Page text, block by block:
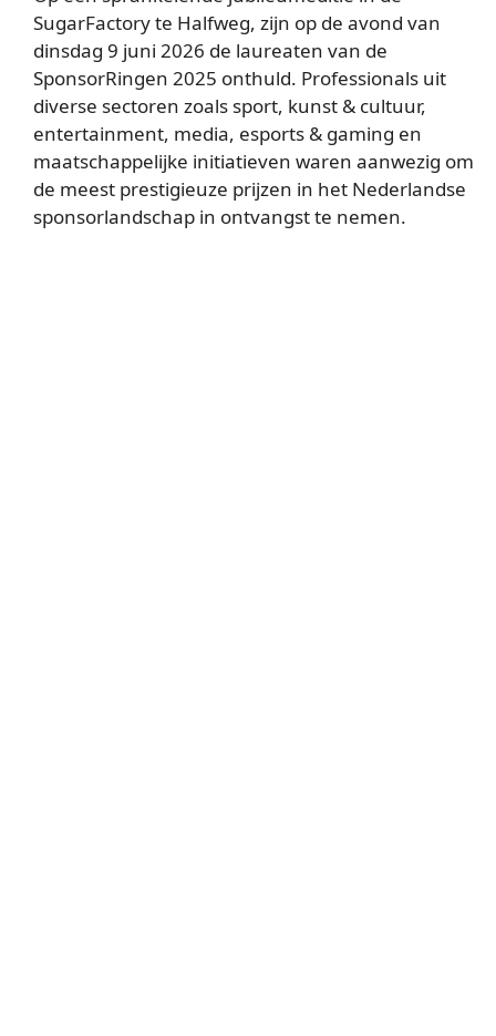
SugarFactory te Halfweg, zijn op de avond van
dinsdag 9 juni 2026 de laureaten van de
SponsorRingen 2025 onthuld. Professionals uit
diverse sectoren zoals sport, kunst & cultuur,
entertainment, media, esports & gaming en
maatschappelijke initiatieven waren aanwezig om
de meest prestigieuze prijzen in het Nederlandse
sponsorlandschap in ontvangst te nemen.